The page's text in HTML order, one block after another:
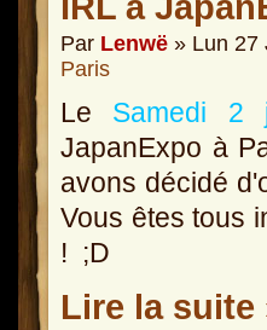
Par Lenwë » Lun 27
Paris
Le Samedi 2
JapanExpo à
avons décidé
Vous êtes tous
! ;D
Lire la suite